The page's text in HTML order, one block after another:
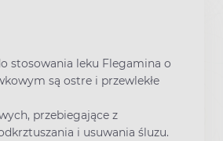
stosowania leku Flegamina o
są ostre i przewlekłe
przebiegające z
i usuwania śluzu.